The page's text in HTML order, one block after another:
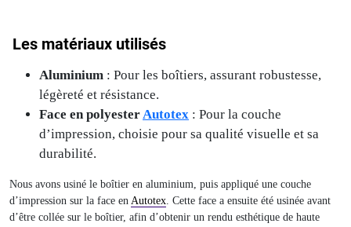
Les matériaux utilisés
Aluminium : Pour les boîtiers, assurant robustesse,
légèreté et résistance.
Face en polyesterAutotex : Pour la couche
d’impression, choisie pour sa qualité visuelle et sa
durabilité.
Nous avons usiné le boîtier en aluminium, puis appliqué une couche
d’impression sur la face en Autotex. Cette face a ensuite été usinée avant
d’être collée sur le boîtier, afin d’obtenir un rendu esthétique de haute